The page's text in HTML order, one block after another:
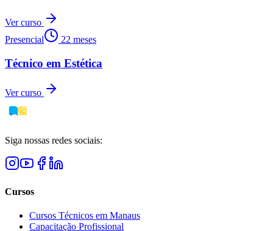
Ver curso
Presencial
22 meses
Técnico em Estética
Ver curso
Siga nossas redes sociais:
Cursos
Cursos Técnicos em Manaus
Capacitação Profissional